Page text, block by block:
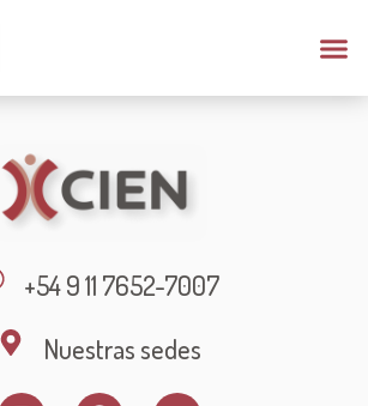
+54 9 11 7652-7007
Nuestras sedes